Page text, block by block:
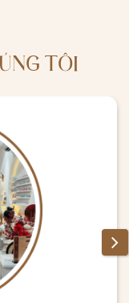
TÔI